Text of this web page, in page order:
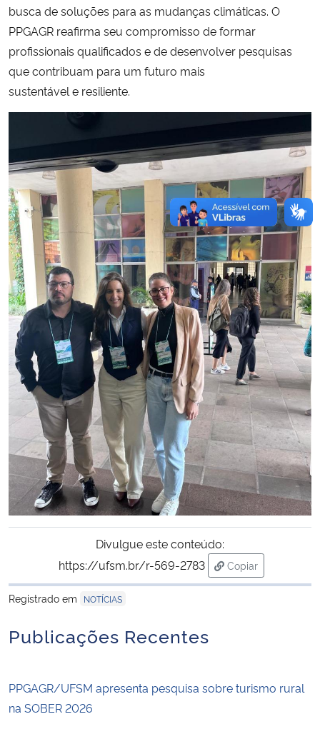
busca de soluções para as mudanças climáticas. O
PPGAGR reafirma seu compromisso de formar
profissionais qualificados e de desenvolver pesquisas
que contribuam para um futuro mais
sustentável e resiliente.
Divulgue este conteúdo:
https://ufsm.br/r-569-2783
Copiar
para área de
Registrado em
NOTÍCIAS
Publicações Recentes
PPGAGR/UFSM apresenta pesquisa sobre turismo rural
na SOBER 2026